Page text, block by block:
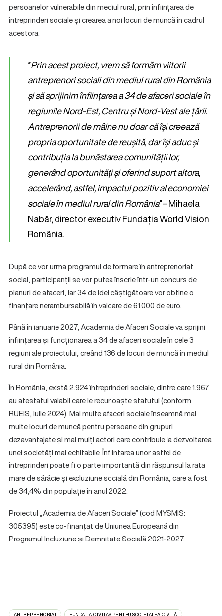
persoanelor vulnerabile din mediul rural, prin înființarea de
întreprinderi sociale și crearea a noi locuri de muncă în cadrul
acestora.
”Prin acest proiect, vrem să formăm viitorii
antreprenori sociali din mediul rural din România
și să sprijinim înființarea a 34 de afaceri sociale în
regiunile Nord-Est, Centru și Nord-Vest ale țării.
Antreprenorii de mâine nu doar că își creează
propria oportunitate de reușită, dar își aduc și
contribuția la bunăstarea comunității lor,
generând oportunități și oferind suport altora,
accelerând, astfel, impactul pozitiv al economiei
sociale în mediul rural din România”– Mihaela
Nabăr, director executiv Fundația World Vision
România.
După ce vor urma programul de formare în antreprenoriat
social, participanții se vor putea înscrie într-un concurs de
planuri de afaceri, iar 34 de idei câștigătoare vor obține o
finanțare nerambursabilă în valoare de 61.000 de euro.
Până în ianuarie 2027, Academia de Afaceri Sociale va sprijini
înființarea și funcționarea a 34 de afaceri sociale în cele 3
regiuni ale proiectului, creând 136 de locuri de muncă în mediul
rural din România.
În România, există 2.924 întreprinderi sociale, dintre care 1.967
au atestatul valabil care le recunoaște statutul (conform
RUEIS, iulie 2024). Mai multe afaceri sociale înseamnă mai
multe locuri de muncă pentru persoane din grupuri
dezavantajate și mai mulți actori care contribuie la dezvoltarea
unei societăți mai echitabile. Înființarea unor astfel de
întreprinderi poate fi o parte importantă din răspunsul la rata
mare de sărăcie și excluziune socială din România, care a fost
de 34,4% din populație în anul 2022.
Proiectul „Academia de Afaceri Sociale” (cod MYSMIS:
305395) este co-finanțat de Uniunea Europeană din
Programul Incluziune și Demnitate Socială 2021-2027.
ANTREPRENORIAT FUNDAȚIA CIVITAS PENTRU SOCIETATEA CIVILĂ